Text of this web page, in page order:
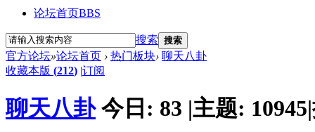
论坛首页BBS
搜索 搜索
官方论坛»论坛首页 › 热门板块› 聊天八卦
收藏本版 (212) |订阅
聊天八卦 今日: 83 |主题: 10945|